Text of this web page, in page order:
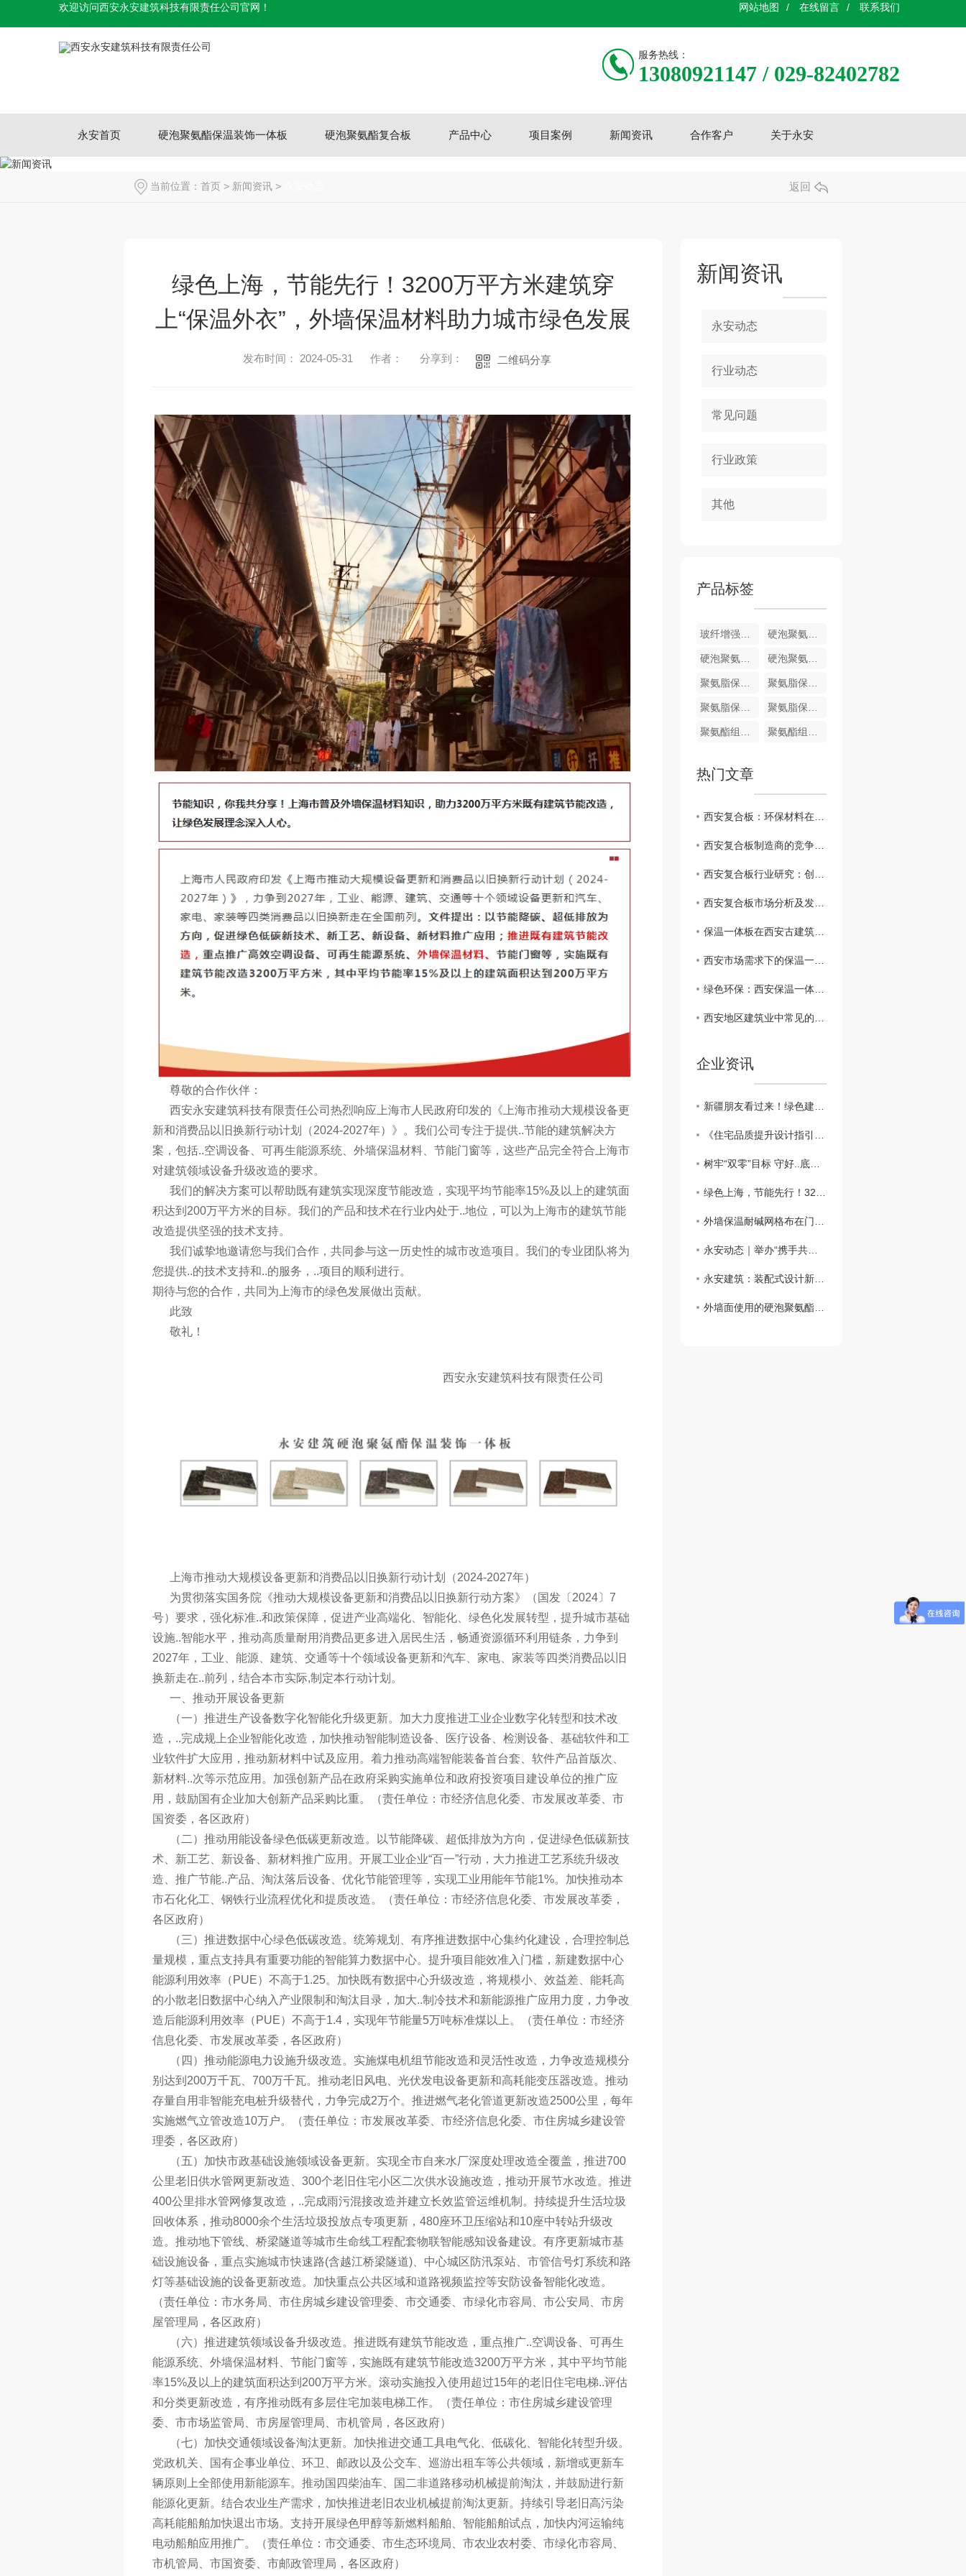
欢迎访问西安永安建筑科技有限责任公司官网！ 网站地图 / 在线留言 / 联系我们
服务热线：
13080921147 / 029-82402782
永安首页 硬泡聚氨酯保温装饰一体板 硬泡聚氨酯复合板 产品中心 项目案例 新闻资讯 合作客户 关于永安
当前位置： 首页 > 新闻资讯 > 返回
绿色上海，节能先行！3200万平方米建筑穿
上“保温外衣”，外墙保温材料助力城市绿色发展
发布时间： 2024-05-31 作者： 分享到： 二维码分享
尊敬的合作伙伴：
西安永安建筑科技有限责任公司热烈响应上海市人民政府印发的《上海市推动大规模设备更
新和消费品以旧换新行动计划（2024-2027年）》。我们公司专注于提供..节能的建筑解决方
案，包括..空调设备、可再生能源系统、外墙保温材料、节能门窗等，这些产品完全符合上海市
对建筑领域设备升级改造的要求。
我们的解决方案可以帮助既有建筑实现深度节能改造，实现平均节能率15%及以上的建筑面
积达到200万平方米的目标。我们的产品和技术在行业内处于..地位，可以为上海市的建筑节能
改造提供坚强的技术支持。
我们诚挚地邀请您与我们合作，共同参与这一历史性的城市改造项目。我们的专业团队将为
您提供..的技术支持和..的服务，..项目的顺利进行。
期待与您的合作，共同为上海市的绿色发展做出贡献。
此致
敬礼！
西安永安建筑科技有限责任公司
上海市推动大规模设备更新和消费品以旧换新行动计划（2024-2027年）
为贯彻落实国务院《推动大规模设备更新和消费品以旧换新行动方案》（国发〔2024〕7
号）要求，强化标准..和政策保障，促进产业高端化、智能化、绿色化发展转型，提升城市基础
设施..智能水平，推动高质量耐用消费品更多进入居民生活，畅通资源循环利用链条，力争到
2027年，工业、能源、建筑、交通等十个领域设备更新和汽车、家电、家装等四类消费品以旧
换新走在..前列，结合本市实际,制定本行动计划。
一、推动开展设备更新
（一）推进生产设备数字化智能化升级更新。加大力度推进工业企业数字化转型和技术改
造，..完成规上企业智能化改造，加快推动智能制造设备、医疗设备、检测设备、基础软件和工
业软件扩大应用，推动新材料中试及应用。着力推动高端智能装备首台套、软件产品首版次、
新材料..次等示范应用。加强创新产品在政府采购实施单位和政府投资项目建设单位的推广应
用，鼓励国有企业加大创新产品采购比重。（责任单位：市经济信息化委、市发展改革委、市
国资委，各区政府）
（二）推动用能设备绿色低碳更新改造。以节能降碳、超低排放为方向，促进绿色低碳新技
术、新工艺、新设备、新材料推广应用。开展工业企业“百一”行动，大力推进工艺系统升级改
造、推广节能..产品、淘汰落后设备、优化节能管理等，实现工业用能年节能1%。加快推动本
市石化化工、钢铁行业流程优化和提质改造。（责任单位：市经济信息化委、市发展改革委，
各区政府）
（三）推进数据中心绿色低碳改造。统筹规划、有序推进数据中心集约化建设，合理控制总
量规模，重点支持具有重要功能的智能算力数据中心。提升项目能效准入门槛，新建数据中心
能源利用效率（PUE）不高于1.25。加快既有数据中心升级改造，将规模小、效益差、能耗高
的小散老旧数据中心纳入产业限制和淘汰目录，加大..制冷技术和新能源推广应用力度，力争改
造后能源利用效率（PUE）不高于1.4，实现年节能量5万吨标准煤以上。（责任单位：市经济
信息化委、市发展改革委，各区政府）
（四）推动能源电力设施升级改造。实施煤电机组节能改造和灵活性改造，力争改造规模分
别达到200万千瓦、700万千瓦。推动老旧风电、光伏发电设备更新和高耗能变压器改造。推动
存量自用非智能充电桩升级替代，力争完成2万个。推进燃气老化管道更新改造2500公里，每年
实施燃气立管改造10万户。（责任单位：市发展改革委、市经济信息化委、市住房城乡建设管
理委，各区政府）
（五）加快市政基础设施领域设备更新。实现全市自来水厂深度处理改造全覆盖，推进700
公里老旧供水管网更新改造、300个老旧住宅小区二次供水设施改造，推动开展节水改造。推进
400公里排水管网修复改造，..完成雨污混接改造并建立长效监管运维机制。持续提升生活垃圾
回收体系，推动8000余个生活垃圾投放点专项更新，480座环卫压缩站和10座中转站升级改
造。推动地下管线、桥梁隧道等城市生命线工程配套物联智能感知设备建设。有序更新城市基
础设施设备，重点实施城市快速路(含越江桥梁隧道)、中心城区防汛泵站、市管信号灯系统和路
灯等基础设施的设备更新改造。加快重点公共区域和道路视频监控等安防设备智能化改造。
（责任单位：市水务局、市住房城乡建设管理委、市交通委、市绿化市容局、市公安局、市房
屋管理局，各区政府）
（六）推进建筑领域设备升级改造。推进既有建筑节能改造，重点推广..空调设备、可再生
能源系统、外墙保温材料、节能门窗等，实施既有建筑节能改造3200万平方米，其中平均节能
率15%及以上的建筑面积达到200万平方米。滚动实施投入使用超过15年的老旧住宅电梯..评估
和分类更新改造，有序推动既有多层住宅加装电梯工作。（责任单位：市住房城乡建设管理
委、市市场监管局、市房屋管理局、市机管局，各区政府）
（七）加快交通领域设备淘汰更新。加快推进交通工具电气化、低碳化、智能化转型升级。
党政机关、国有企事业单位、环卫、邮政以及公交车、巡游出租车等公共领域，新增或更新车
辆原则上全部使用新能源车。推动国四柴油车、国二非道路移动机械提前淘汰，并鼓励进行新
能源化更新。结合农业生产需求，加快推进老旧农业机械提前淘汰更新。持续引导老旧高污染
高耗能船舶加快退出市场。支持开展绿色甲醇等新燃料船舶、智能船舶试点，加快内河运输纯
电动船舶应用推广。（责任单位：市交通委、市生态环境局、市农业农村委、市绿化市容局、
市机管局、市国资委、市邮政管理局，各区政府）
新闻资讯
永安动态
行业动态
常见问题
行业政策
其他
产品标签
玻纤增强聚氨酯节能门窗 硬泡聚氨酯复合浅荔枝面陶瓷薄板保温装饰一体板
硬泡聚氨酯复合哑光面陶瓷薄板保温装饰一体板 硬泡聚氨酯陶瓷薄板一体板
聚氨脂保温装饰一体化板 聚氨脂保温装饰一体化板
聚氨脂保温装饰一体化板 聚氨脂保温装饰一体化板
聚氨酯组合料 聚氨酯组合料
热门文章
西安复合板：环保材料在建筑业的崭露头角
西安复合板制造商的竞争优势和挑战
西安复合板行业研究：创新技术与应用前景
西安复合板市场分析及发展趋势
保温一体板在西安古建筑修复中的应用实例分享
西安市场需求下的保温一体板生产和供应情况分析
绿色环保：西安保温一体板在建筑行业的可持续发展
西安地区建筑业中常见的保温一体板材料对比
企业资讯
新疆朋友看过来！绿色建筑新篇章：外墙外保温助力新疆可持续发展
​《住宅品质提升设计指引》：鼓励按照近零能耗建筑建设
树牢“双零”目标 守好..底线，做好外墙保温工程
绿色上海，节能先行！3200万平方米建筑穿上“保温外衣”，外墙保温材料助力城市绿色发展
外墙保温耐碱网格布在门窗口翻包做法？？
永安动态｜举办“携手共进、关怀员工”主题活动
永安建筑：装配式设计新突破，硬泡聚氨酯复合陶瓷薄板一体板方案，成本降低，施工效率高
外墙面使用的硬泡聚氨酯复合陶瓷薄板一体板有何魅力？